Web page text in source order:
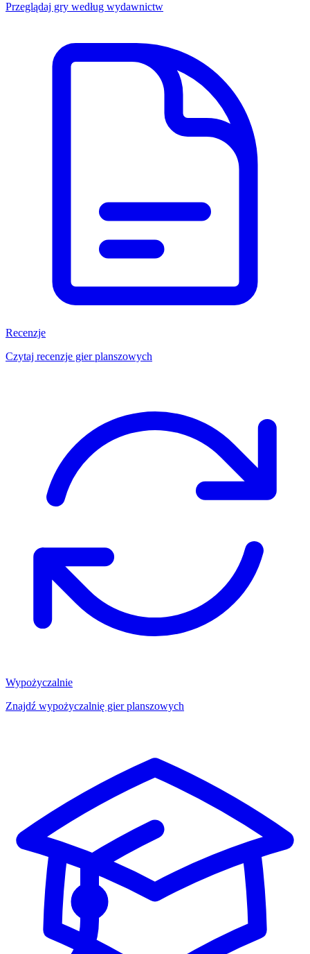
Przeglądaj gry według wydawnictw
Recenzje
Czytaj recenzje gier planszowych
Wypożyczalnie
Znajdź wypożyczalnię gier planszowych